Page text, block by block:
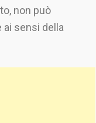
non può
sensi della